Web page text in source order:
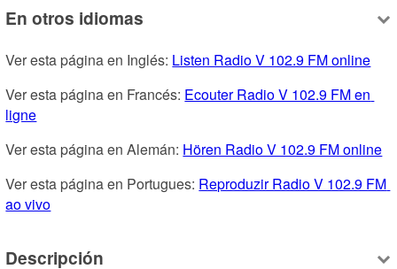
En otros idiomas
Ver esta página en Inglés: Listen Radio V 102.9 FM online
Ver esta página en Francés: Ecouter Radio V 102.9 FM en
ligne
Ver esta página en Alemán: Hören Radio V 102.9 FM online
Ver esta página en Portugues: Reproduzir Radio V 102.9 FM
ao vivo
Descripción